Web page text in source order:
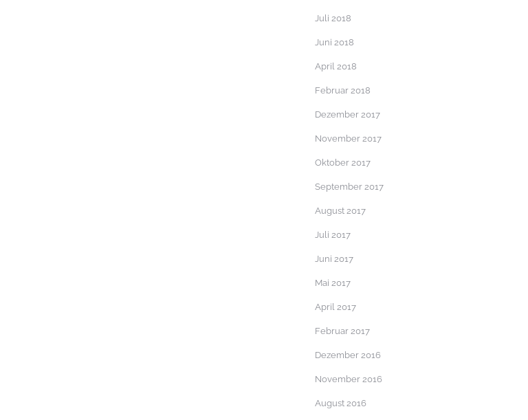
Juli 2018
Juni 2018
April 2018
Februar 2018
Dezember 2017
November 2017
Oktober 2017
September 2017
August 2017
Juli 2017
Juni 2017
Mai 2017
April 2017
Februar 2017
Dezember 2016
November 2016
August 2016